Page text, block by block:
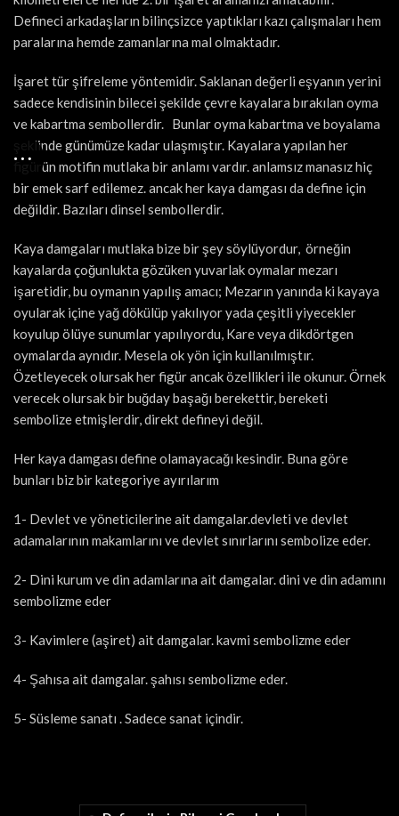
Defineci arkadaşların bilinçsizce yaptıkları kazı çalışmaları hem
paralarına hemde zamanlarına mal olmaktadır.
İşaret tür şifreleme yöntemidir. Saklanan değerli eşyanın yerini
sadece kendisinin bilecei şekilde çevre kayalara bırakılan oyma
ve kabartma sembollerdir. Bunlar oyma kabartma ve boyalama
şeklinde günümüze kadar ulaşmıştır. Kayalara yapılan her
figürün motifin mutlaka bir anlamı vardır. anlamsız manasız hiç
bir emek sarf edilemez. ancak her kaya damgası da define için
değildir. Bazıları dinsel sembollerdir.
Kaya damgaları mutlaka bize bir şey söylüyordur, örneğin
kayalarda çoğunlukta gözüken yuvarlak oymalar mezarı
işaretidir, bu oymanın yapılış amacı; Mezarın yanında ki kayaya
oyularak içine yağ dökülüp yakılıyor yada çeşitli yiyecekler
koyulup ölüye sunumlar yapılıyordu, Kare veya dikdörtgen
oymalarda aynıdır. Mesela ok yön için kullanılmıştır.
Özetleyecek olursak her figür ancak özellikleri ile okunur. Örnek
verecek olursak bir buğday başağı berekettir, bereketi
sembolize etmişlerdir, direkt defineyi değil.
Her kaya damgası define olamayacağı kesindir. Buna göre
bunları biz bir kategoriye ayırılarım
1- Devlet ve yöneticilerine ait damgalar.devleti ve devlet
adamalarının makamlarını ve devlet sınırlarını sembolize eder.
2- Dini kurum ve din adamlarına ait damgalar. dini ve din adamını
sembolizme eder
3- Kavimlere (aşiret) ait damgalar. kavmi sembolizme eder
4- Şahısa ait damgalar. şahısı sembolizme eder.
5- Süsleme sanatı . Sadece sanat içindir.